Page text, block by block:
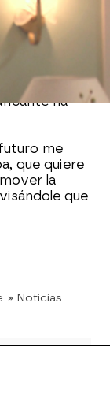
una
deja claro
droga
ha
me
que quiere
la
que
» Noticias